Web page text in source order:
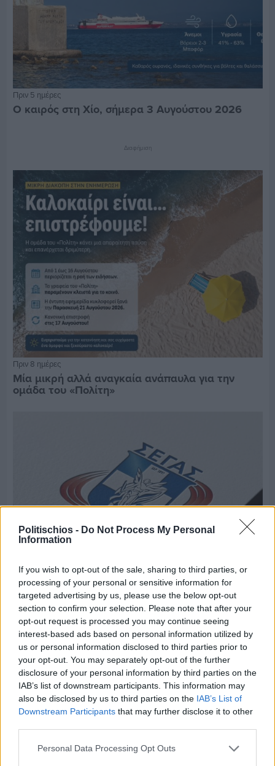
Politischios - Do Not Process My Personal
Information
If you wish to opt-out of the sale, sharing to third parties, or
processing of your personal or sensitive information for
targeted advertising by us, please use the below opt-out
section to confirm your selection. Please note that after your
opt-out request is processed you may continue seeing
interest-based ads based on personal information utilized by
us or personal information disclosed to third parties prior to
your opt-out. You may separately opt-out of the further
disclosure of your personal information by third parties on the
IAB’s list of downstream participants. This information may
also be disclosed by us to third parties on the IAB’s List of
Downstream Participants that may further disclose it to other
Personal Data Processing Opt Outs
Πριν 5 ημέρες
Ο καιρός στη Χίο, σήμερα 3 Αυγούστου 2026
Διαφήμιση
Πριν 8 ημέρες
Μία μικρή αλλά αναγκαία ανάπαυλα για την
ομάδα του «Πολίτη»
Πριν 8 ημέρες
Τρίτος στη σφαιροβολία στη διεθνή συνάντηση
Ελλάδας–Κύπρου Κ18 ο Δημήτρης Τέλλιος